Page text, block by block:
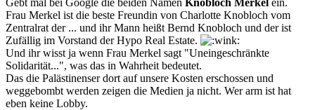
Frau Merkel ist die beste Freundin von Charlotte Knobloch vom
Zentralrat der ... und ihr Mann heißt Bernd Knobloch und der ist
Zufällig im Vorstand der Hypo Real Estate.
Und ihr wisst ja wenn Frau Merkel sagt "Uneingeschränkte
Solidarität...", was das in Wahrheit bedeutet.
Das die Palästinenser dort auf unsere Kosten erschossen und
weggebombt werden zeigen die Medien ja nicht. Wer arm ist hat
eben keine Lobby.